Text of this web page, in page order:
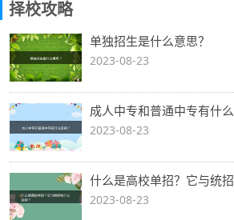
择校攻略
单独招生是什么意思？
2023-08-23
成人中专和普通中专有什么
2023-08-23
什么是高校单招？它与统招
2023-08-23